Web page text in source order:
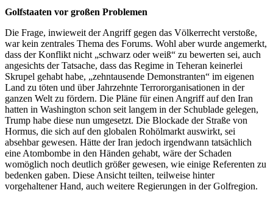
Golfstaaten vor großen Problemen
Die Frage, inwieweit der Angriff gegen das Völkerrecht verstoße,
war kein zentrales Thema des Forums. Wohl aber wurde angemerkt,
dass der Konflikt nicht „schwarz oder weiß“ zu bewerten sei, auch
angesichts der Tatsache, dass das Regime in Teheran keinerlei
Skrupel gehabt habe, „zehntausende Demonstranten“ im eigenen
Land zu töten und über Jahrzehnte Terrororganisationen in der
ganzen Welt zu fördern. Die Pläne für einen Angriff auf den Iran
hatten in Washington schon seit langem in der Schublade gelegen,
Trump habe diese nun umgesetzt. Die Blockade der Straße von
Hormus, die sich auf den globalen Rohölmarkt auswirkt, sei
absehbar gewesen. Hätte der Iran jedoch irgendwann tatsächlich
eine Atombombe in den Händen gehabt, wäre der Schaden
womöglich noch deutlich größer gewesen, wie einige Referenten zu
bedenken gaben. Diese Ansicht teilten, teilweise hinter
vorgehaltener Hand, auch weitere Regierungen in der Golfregion.